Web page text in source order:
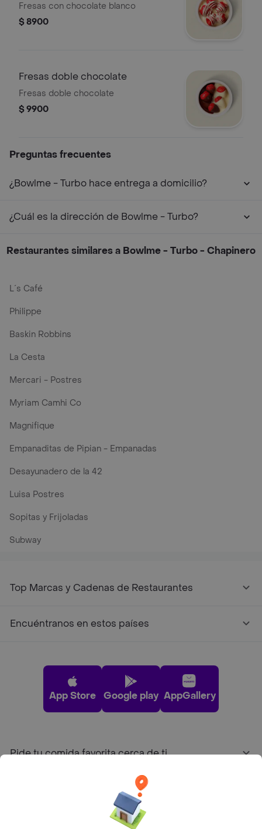
Fresas con chocolate blanco
$ 8900
Fresas doble chocolate
Fresas doble chocolate
$ 9900
Preguntas frecuentes
¿Bowlme - Turbo hace entrega a domicilio?
¿Cuál es la dirección de Bowlme - Turbo?
Restaurantes similares a Bowlme - Turbo - Chapinero
L´s Café
Philippe
Baskin Robbins
La Cesta
Mercari - Postres
Myriam Camhi Co
Magnifique
Empanaditas de Pipian - Empanadas
Desayunadero de la 42
Luisa Postres
Sopitas y Frijoladas
Subway
Top Marcas y Cadenas de Restaurantes
Encuéntranos en estos países
App Store Google play AppGallery
Pide tu comida favorita cerca de ti